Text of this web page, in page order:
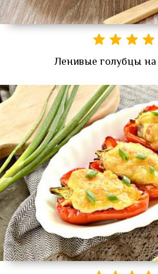
Ленивые голубцы